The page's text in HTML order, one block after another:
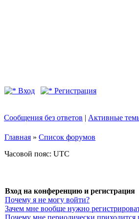
Вход Регистрация
Сообщения без ответов | Активные
Главная » Список форумов
Часовой пояс: UTC
Вход на конференцию и регистрация
Почему я не могу войти?
Зачем мне вообще нужно
Почему мне периодически приходится